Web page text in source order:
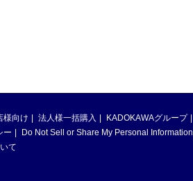
様向け 法人様一括購入
KADOKAWAグループ
ー
Do Not Sell or Share My Personal Information
て